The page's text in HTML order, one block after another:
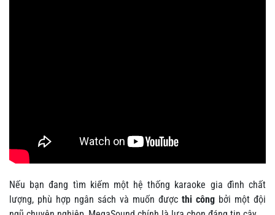
Nếu bạn đang tìm kiếm một hệ thống karaoke gia đình chất
lượng, phù hợp ngân sách và muốn được thi công bởi một đội